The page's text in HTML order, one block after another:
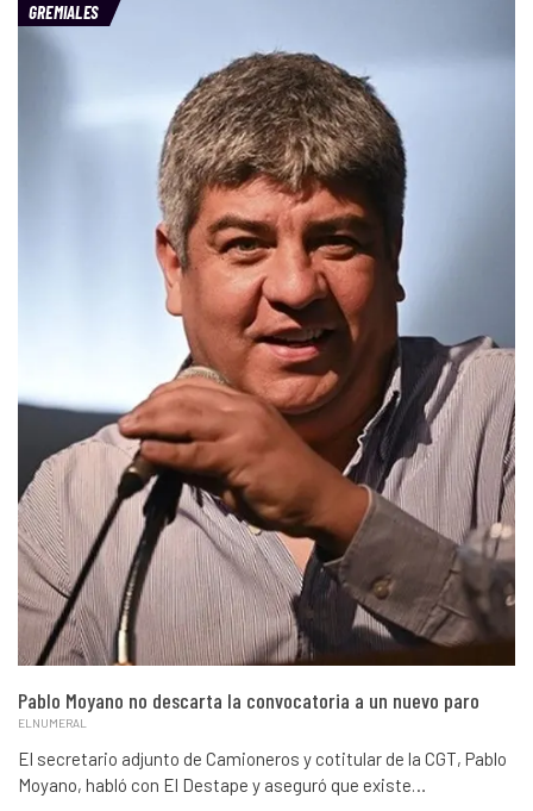
GREMIALES
Pablo Moyano no descarta la convocatoria a un nuevo paro
ELNUMERAL
El secretario adjunto de Camioneros y cotitular de la CGT, Pablo
Moyano, habló con El Destape y aseguró que existe…